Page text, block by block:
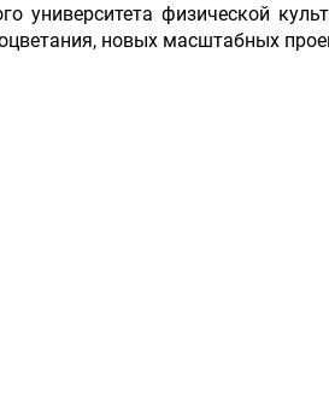
университета физической
новых масштабных